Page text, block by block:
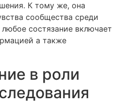
К тому же, она
сообщества среди
состязание включает
а также
в роли